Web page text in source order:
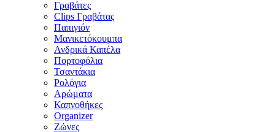
Γραβάτες
Clips Γραβάτας
Παπιγιόν
Μανικετόκουμπα
Ανδρικά Καπέλα
Πορτοφόλια
Τσαντάκια
Ρολόγια
Αρώματα
Καπνοθήκες
Organizer
Ζώνες